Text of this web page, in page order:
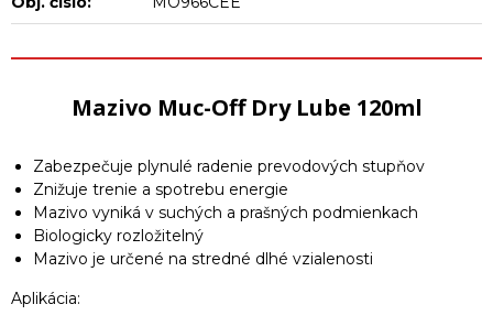
Mazivo Muc-Off Dry Lube 120ml
Zabezpečuje plynulé radenie prevodových stupňov
Znižuje trenie a spotrebu energie
Mazivo vyniká v suchých a prašných podmienkach
Biologicky rozložitelný
Mazivo je určené na stredné dlhé vzialenosti
Aplikácia: